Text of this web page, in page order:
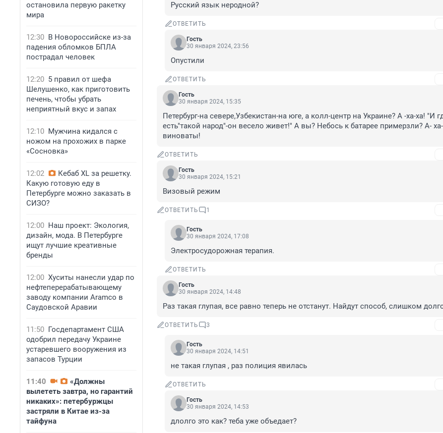
остановила первую ракетку
мира
12:30 В Новороссийске из-за
падения обломков БПЛА
пострадал человек
12:20 5 правил от шефа
Шелушенко, как приготовить
печень, чтобы убрать
неприятный вкус и запах
12:10 Мужчина кидался с
ножом на прохожих в парке
«Сосновка»
12:02
Кебаб XL за решетку.
Какую готовую еду в
Петербурге можно заказать в
СИЗО?
12:00 Наш проект: Экология,
дизайн, мода. В Петербурге
ищут лучшие креативные
бренды
12:00 Хуситы нанесли удар по
нефтеперерабатывающему
заводу компании Aramco в
Саудовской Аравии
11:50 Госдепартамент США
одобрил передачу Украине
устаревшего вооружения из
запасов Турции
11:40
«Должны
вылететь завтра, но гарантий
никаких»: петербуржцы
застряли в Китае из-за
тайфуна
Русский язык неродной?
ОТВЕТИТЬ
Гость
30 января 2024, 23:56
Опустили
ОТВЕТИТЬ
Гость
30 января 2024, 15:35
Петербург-на севере,Узбекистан-на юге, а колл-центр на Украине? А -ха-ха! "И
есть"такой народ"-он весело живет!" А вы? Небось к батарее примерзли? А-
виноваты!
ОТВЕТИТЬ
Гость
30 января 2024, 15:21
Визовый режим
ОТВЕТИТЬ 1
Гость
30 января 2024, 17:08
Электросудорожная терапия.
ОТВЕТИТЬ
Гость
30 января 2024, 14:48
Раз такая глупая, все равно теперь не отстанут. Найдут способ, слишком
ОТВЕТИТЬ 3
Гость
30 января 2024, 14:51
не такая глупая , раз полиция явилась
ОТВЕТИТЬ
Гость
30 января 2024, 14:53
длолго это как? теба уже объедает?